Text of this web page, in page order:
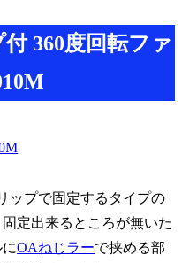
360度回転ファ
ップで固定するタイプの
定出来るところが無いた
にOAねじラーで挟める部